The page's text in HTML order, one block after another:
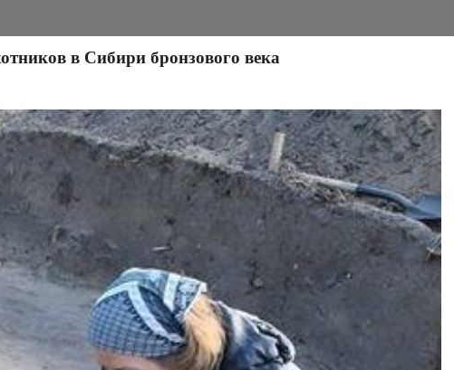
в Сибири бронзового века